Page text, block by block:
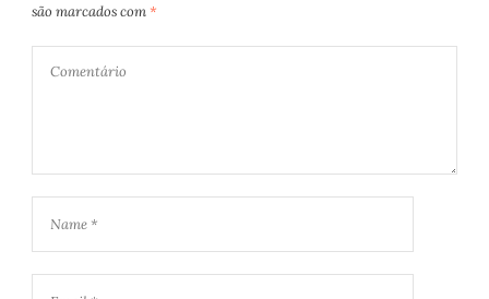
são marcados com *